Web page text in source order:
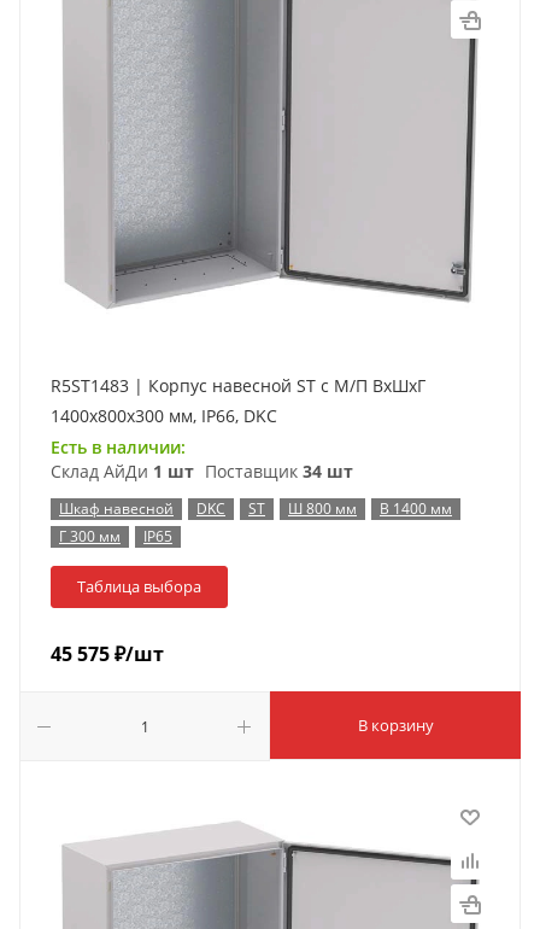
R5ST1483 | Корпус навесной ST с М/П ВxШxГ
1400x800x300 мм, IP66, DKC
Есть в наличии:
Склад АйДи 1 шт Поставщик 34 шт
Шкаф навесной DKC ST Ш 800 мм
В 1400 мм
Г 300 мм
IP65
Таблица выбора
45 575₽/шт
В корзину